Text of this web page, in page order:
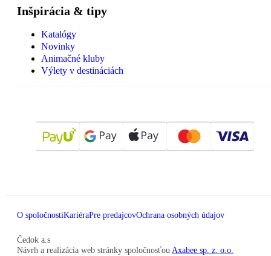
Inšpirácia & tipy
Katalógy
Novinky
Animačné kluby
Výlety v destináciách
O spoločnostiKariéraPre predajcovOchrana osobných údajov
Čedok a.s
Návrh a realizácia web stránky spoločnosťou Axabee sp. z. o.o.